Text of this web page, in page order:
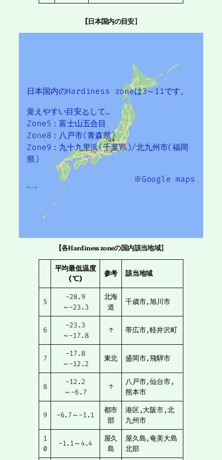
【日本国内の目安】
日本国内のHardiness zoneは3～11です。
覚えやすい目安として…
Zone5：富士山五合目
Zone8：八戸市(青森県)
Zone9：九十九里浜(千葉県)/北九州市(福岡
県)
※Google maps
【各Hardiness zoneの国内該当地域】
平均最低温度
(℃)
参考 該当地域
5
-28.9
～-23.3
北海
道
千歳市,旭川市
6
-23.3
～-17.8
↑ 帯広市,軽井沢町
7
-17.8
～-12.2
東北 盛岡市,飛騨市
8
-12.2
～-6.7
↑
八戸市,仙台市,
熊本市
9 -6.7～-1.1
都市
部
港区,大阪市,北
九州市
1
0
-1.1～4.4
屋久
島
屋久島,奄美大島
北部